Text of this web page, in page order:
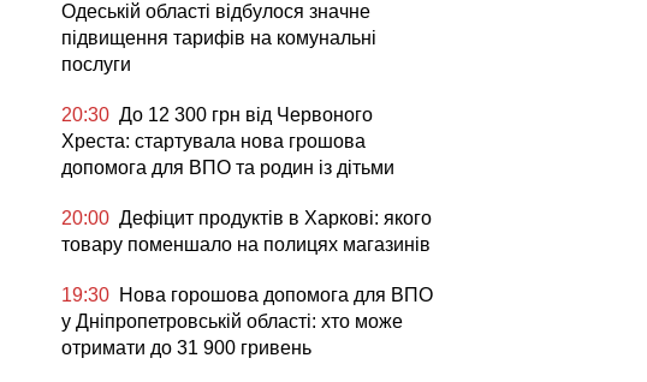
Одеській області відбулося значне
підвищення тарифів на комунальні
послуги
20:30 До 12 300 грн від Червоного
Хреста: стартувала нова грошова
допомога для ВПО та родин із дітьми
20:00 Дефіцит продуктів в Харкові: якого
товару поменшало на полицях магазинів
19:30 Нова горошова допомога для ВПО
у Дніпропетровській області: хто може
отримати до 31 900 гривень